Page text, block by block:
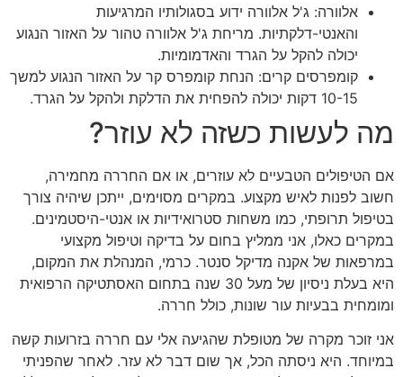
אלוורה: ג'ל אלוורה ידוע בסגולותיו המרגיעות
והאנטי-דלקתיות. מריחת ג'ל אלוורה טהור על האזור הנגוע
יכולה להקל על הגרד והאדמומיות.
קומפרסים קרים: הנחת קומפרס קר על האזור הנגוע למשך
10-15 דקות יכולה להפחית את הדלקת ולהקל על הגרד.
מה לעשות כשזה לא עוזר?
אם הטיפולים הטבעיים לא עוזרים, או אם החררה מחמירה,
חשוב לפנות לאיש מקצוע. במקרים מסוימים, ייתכן שיהיה צורך
בטיפול תרופתי, כמו משחות סטרואידיות או אנטי-היסטמינים.
במקרים כאלו, אני ממליץ בחום על בדיקה וטיפול מקצועי
במרפאות של אקנה מדיקל סנטר. כרמי, המנהלת את המקום,
היא בעלת ניסיון של מעל 30 שנה בתחום האסתטיקה הרפואית
ומומחית בבעיות עור שונות, כולל חררה.
אני זוכר מקרה של מטופלת שהגיעה אלי עם חררה בזרועות קשה
במיוחד. היא ניסתה הכל, אך שום דבר לא עזר. לאחר שהפניתי